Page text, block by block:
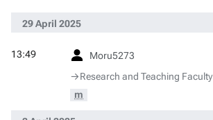
29 April 2025
Moru5273
→‎Research and Teaching Faculty
m
13:49